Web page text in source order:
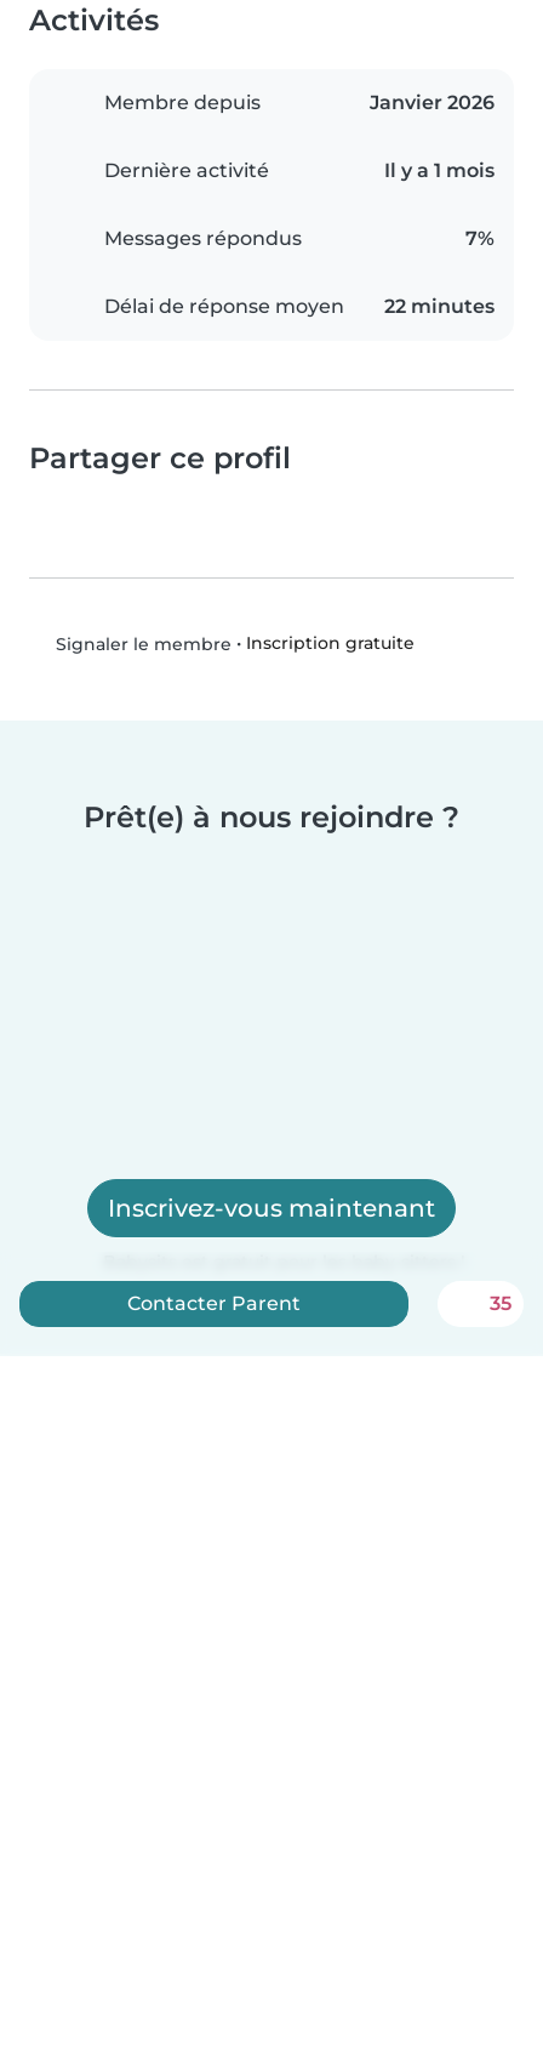
Activités
Membre depuis Janvier 2026
Dernière activité Il y a 1 mois
Messages répondus 7%
Délai de réponse moyen 22 minutes
Partager ce profil
Signaler le membre • Inscription gratuite
Prêt(e) à nous rejoindre ?
Inscrivez-vous maintenant
Contacter Parent 35